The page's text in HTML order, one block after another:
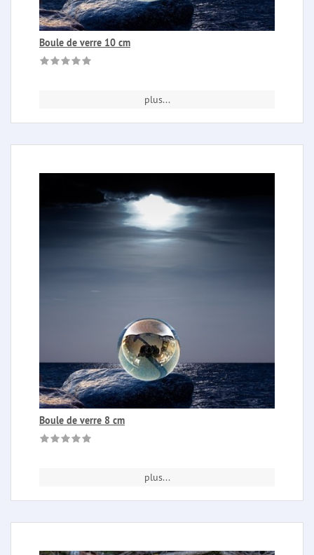
Boule de verre 10 cm
plus...
Boule de verre 8 cm
plus...